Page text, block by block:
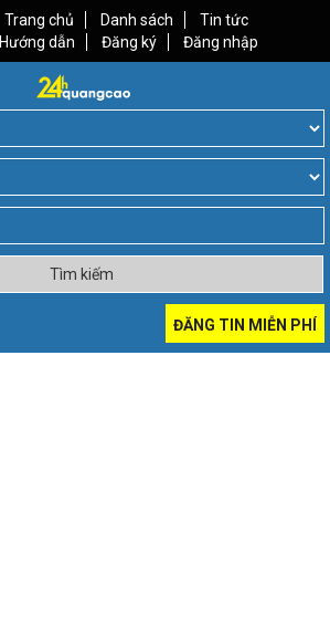
Trang chủ Danh sách
Tin tức
Hướng dẫn Đăng ký Đăng nhập
Tìm kiếm
ĐĂNG TIN MIỄN PHÍ